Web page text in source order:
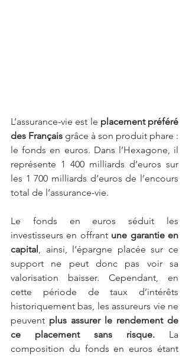
L’assurance-vie est le placement préféré
des Français grâce à son produit phare :
le fonds en euros. Dans l’Hexagone, il
représente 1 400 milliards d’euros sur
les 1 700 milliards d’euros de l’encours
total de l’assurance-vie.
Le fonds en euros séduit les
investisseurs en offrant une garantie en
capital , ainsi, l’épargne placée sur ce
support ne peut donc pas voir sa
valorisation baisser. Cependant, en
cette période de taux d’intérêts
historiquement bas, les assureurs vie ne
peuvent plus assurer le rendement de
ce placement sans risque. La
composition du fonds en euros étant